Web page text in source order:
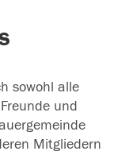
sowohl alle
und
Mitgliedern